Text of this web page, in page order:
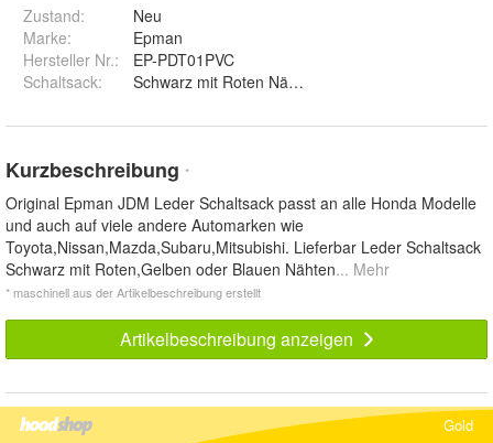
Zustand:
Neu
Marke:
Epman
Hersteller Nr.:
EP-PDT01PVC
Schaltsack:
Kurzbeschreibung *
Original Epman JDM Leder Schaltsack passt an alle Honda Modelle
und auch auf viele andere Automarken wie
Toyota,Nissan,Mazda,Subaru,Mitsubishi. Lieferbar Leder Schaltsack
Schwarz mit Roten,Gelben oder Blauen Nähten... Mehr
* maschinell aus der Artikelbeschreibung erstellt
Artikelbeschreibung anzeigen
Gold